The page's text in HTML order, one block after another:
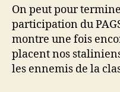
On peut pour
participation du
montre une fois
placent nos
les ennemis de la